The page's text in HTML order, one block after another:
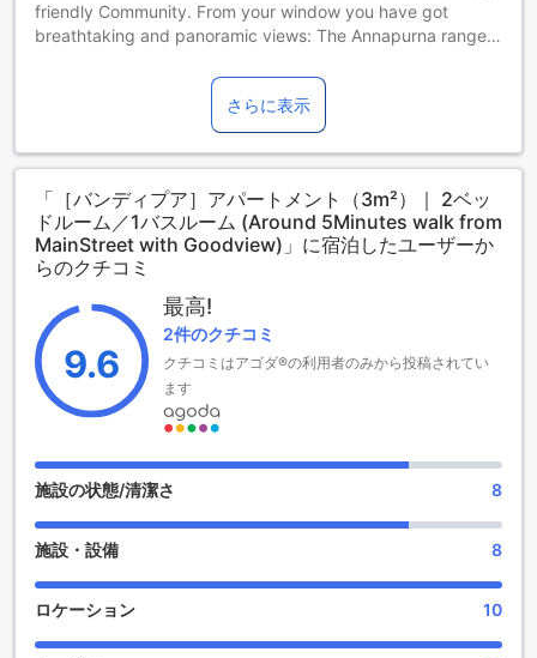
friendly Community. From your window you have got
breathtaking and panoramic views: The Annapurna range
you can see orange topped peaks. “ Hotel Mountain Ridge
“ is built in historical Newari style-typical for this area .
Every effort has been made to ensure that if fits in with the
immediate environment.
Rooms available with different interior theme have Bed and
Breakfast service .Each room en-suite has private balcony
with free wifi , beautiful views , Attached bathroom with Hot
and cold shower and many more .
さらに表示
「［バンディプア］アパートメント（3m²）｜ 2ベッ
ドルーム／1バスルーム (Around 5Minutes walk from
MainStreet with Goodview)」に宿泊したユーザーか
らのクチコミ
9.6
最高!
2件のクチコミ
クチコミはアゴダ®の利用者のみから投稿されてい
ます
施設の状態/清潔さ 8
施設・設備 8
ロケーション 10